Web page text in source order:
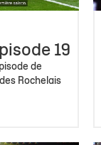
19
de
Rochelais